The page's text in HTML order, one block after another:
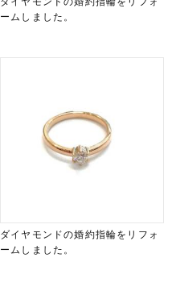
ームしました。
ダイヤモンドの婚約指輪をリフォ
ームしました。